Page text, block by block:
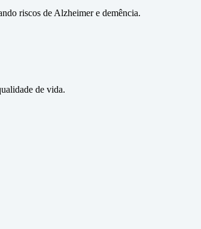
riscos de Alzheimer e demência.
de vida.